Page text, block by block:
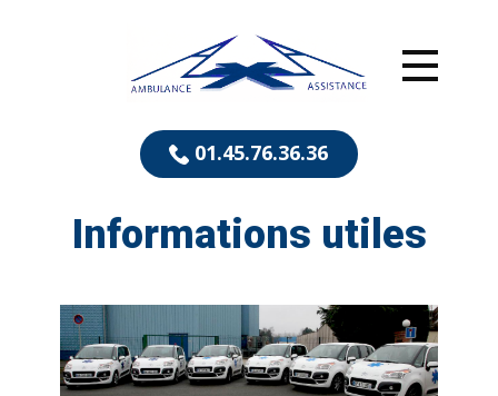
01.45.76.36.36
Informations utiles